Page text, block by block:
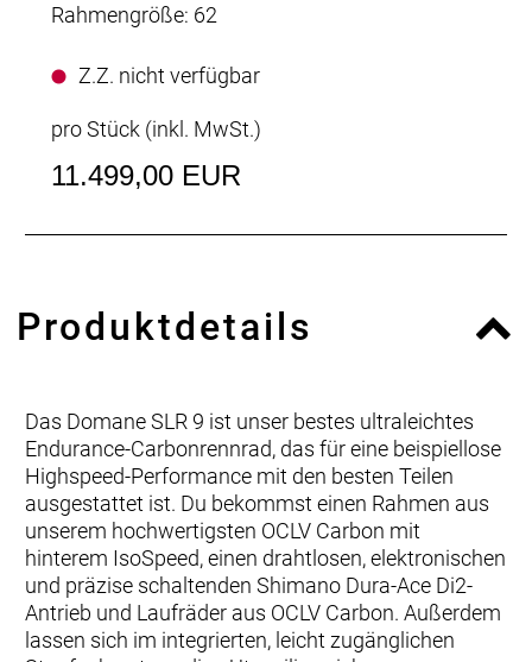
Rahmengröße: 62
Z.Z. nicht verfügbar
pro Stück (inkl. MwSt.)
11.499,00 EUR
Produktdetails
Das Domane SLR 9 ist unser bestes ultraleichtes
Endurance-Carbonrennrad, das für eine beispiellose
Highspeed-Performance mit den besten Teilen
ausgestattet ist. Du bekommst einen Rahmen aus
unserem hochwertigsten OCLV Carbon mit
hinterem IsoSpeed, einen drahtlosen, elektronischen
und präzise schaltenden Shimano Dura-Ace Di2-
Antrieb und Laufräder aus OCLV Carbon. Außerdem
lassen sich im integrierten, leicht zugänglichen